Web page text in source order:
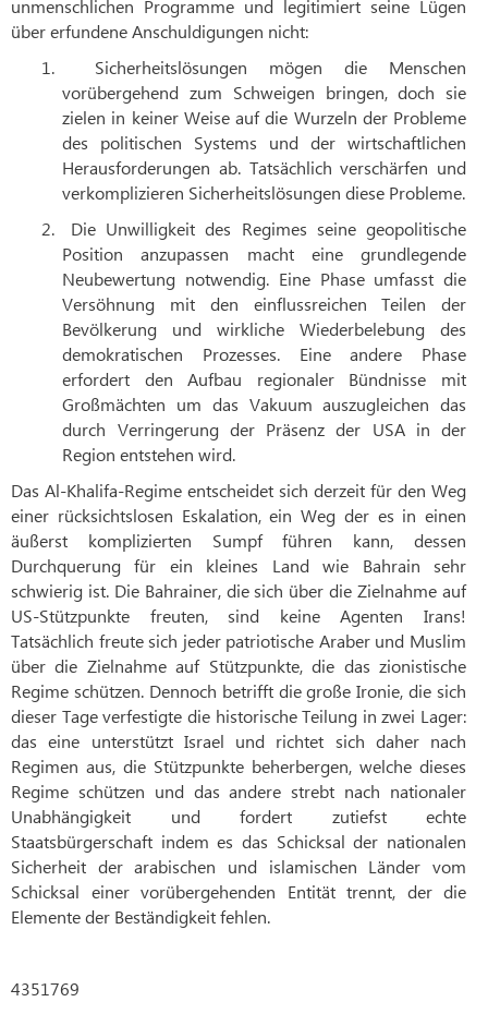
unmenschlichen Programme und legitimiert seine Lügen
über erfundene Anschuldigungen nicht:
1.
Sicherheitslösungen mögen die Menschen
vorübergehend zum Schweigen bringen, doch sie
zielen in keiner Weise auf die Wurzeln der Probleme
des politischen Systems und der wirtschaftlichen
Herausforderungen ab. Tatsächlich verschärfen und
verkomplizieren Sicherheitslösungen diese Probleme.
2.
Die Unwilligkeit des Regimes seine geopolitische
Position anzupassen macht eine grundlegende
Neubewertung notwendig. Eine Phase umfasst die
Versöhnung mit den einflussreichen Teilen der
Bevölkerung und wirkliche Wiederbelebung des
demokratischen Prozesses. Eine andere Phase
erfordert den Aufbau regionaler Bündnisse mit
Großmächten um das Vakuum auszugleichen das
durch Verringerung der Präsenz der USA in der
Region entstehen wird.
Das Al-Khalifa-Regime entscheidet sich derzeit für den Weg
einer rücksichtslosen Eskalation, ein Weg der es in einen
äußerst komplizierten Sumpf führen kann, dessen
Durchquerung für ein kleines Land wie Bahrain sehr
schwierig ist. Die Bahrainer, die sich über die Zielnahme auf
US-Stützpunkte freuten, sind keine Agenten Irans!
Tatsächlich freute sich jeder patriotische Araber und Muslim
über die Zielnahme auf Stützpunkte, die das zionistische
Regime schützen. Dennoch betrifft die große Ironie, die sich
dieser Tage verfestigte die historische Teilung in zwei Lager:
das eine unterstützt Israel und richtet sich daher nach
Regimen aus, die Stützpunkte beherbergen, welche dieses
Regime schützen und das andere strebt nach nationaler
Unabhängigkeit und fordert zutiefst echte
Staatsbürgerschaft indem es das Schicksal der nationalen
Sicherheit der arabischen und islamischen Länder vom
Schicksal einer vorübergehenden Entität trennt, der die
Elemente der Beständigkeit fehlen.
4351769